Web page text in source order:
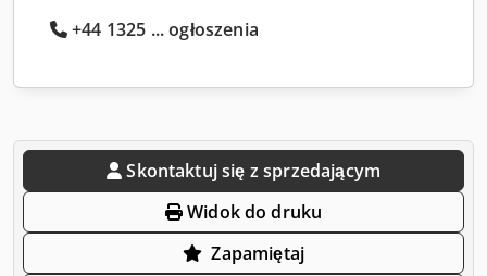
+44 1325 ... ogłoszenia
Skontaktuj się z sprzedającym
Widok do druku
Zapamiętaj